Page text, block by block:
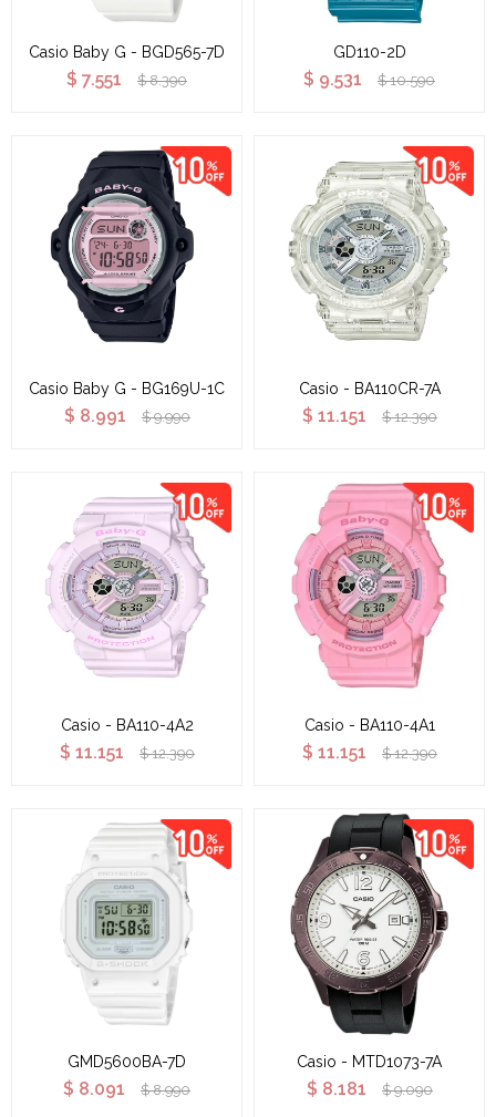
Casio Baby G - BGD565-7D
$ 7.551 $ 8.390
GD110-2D
$ 9.531 $ 10.590
Casio Baby G - BG169U-1C
$ 8.991 $ 9.990
Casio - BA110CR-7A
$ 11.151 $ 12.390
Casio - BA110-4A2
$ 11.151 $ 12.390
Casio - BA110-4A1
$ 11.151 $ 12.390
GMD5600BA-7D
$ 8.091 $ 8.990
Casio - MTD1073-7A
$ 8.181 $ 9.090